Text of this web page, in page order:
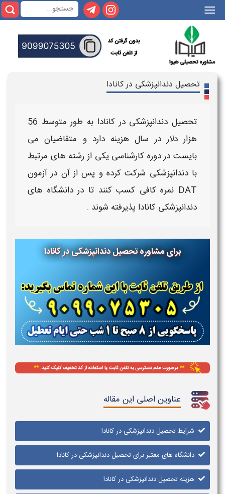
|||
تحصیل دندانپزشکی در کانادا
تحصیل دندانپزشکی در کانادا
به طور متوسط 56
هزار دلار در سال هزینه دارد و متقاضیانمی
بایست در دوره کارشناسی یکی از رشته های مرتبط
بادندانپزشکی شرکت کرده و پس از آن در آزمون
DAT نمره کافی کسب کنند تا در
دانشگاه های
دندانپزشکی کانادا پذیرفته شوند .
برای مشاوره تحصیل دندانپزشکی در کانادا
عناوین اصلی این مقاله
شرایط تحصیل دندانپزشکی در کانادا
دانشگاه های معتبر برای تحصیل دندانپزشکی در کانادا
هزینه تحصیل دندانپزشکی در کانادا